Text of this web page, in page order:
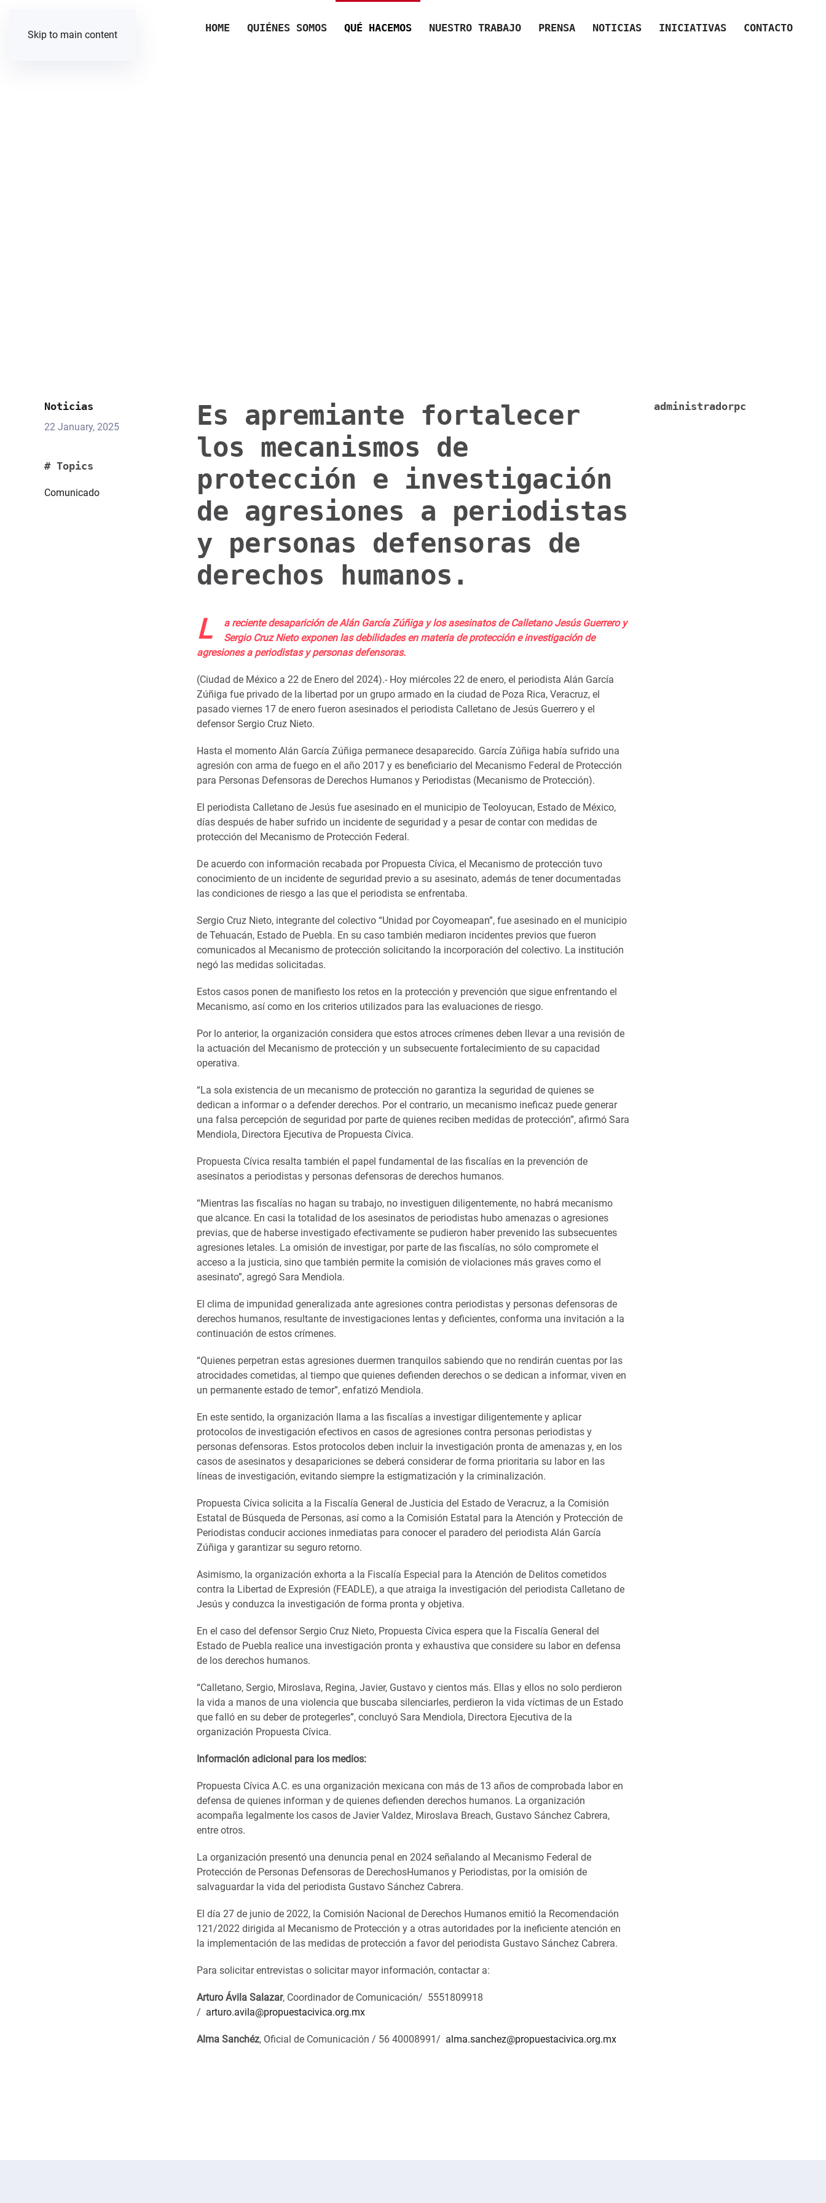
Skip to main content
HOME QUIÉNES SOMOS QUÉ HACEMOS NUESTRO TRABAJO PRENSA NOTICIAS INICIATIVAS CONTACTO
Noticias
22 January, 2025
# Topics
Comunicado
Es apremiante fortalecer
los mecanismos de
protección e investigación
de agresiones a periodistas
y personas defensoras de
derechos humanos.
L
a reciente desaparición de Alán García Zúñiga y los asesinatos de Calletano Jesús Guerrero y
Sergio Cruz Nieto exponen las debilidades en materia de protección e investigación de
agresiones a periodistas y personas defensoras.
(Ciudad de México a 22 de Enero del 2024).- Hoy miércoles 22 de enero, el periodista Alán García
Zúñiga fue privado de la libertad por un grupo armado en la ciudad de Poza Rica, Veracruz, el
pasado viernes 17 de enero fueron asesinados el periodista Calletano de Jesús Guerrero y el
defensor Sergio Cruz Nieto.
Hasta el momento Alán García Zúñiga permanece desaparecido. García Zúñiga había sufrido una
agresión con arma de fuego en el año 2017 y es beneficiario del Mecanismo Federal de Protección
para Personas Defensoras de Derechos Humanos y Periodistas (Mecanismo de Protección).
El periodista Calletano de Jesús fue asesinado en el municipio de Teoloyucan, Estado de México,
días después de haber sufrido un incidente de seguridad y a pesar de contar con medidas de
protección del Mecanismo de Protección Federal.
De acuerdo con información recabada por Propuesta Cívica, el Mecanismo de protección tuvo
conocimiento de un incidente de seguridad previo a su asesinato, además de tener documentadas
las condiciones de riesgo a las que el periodista se enfrentaba.
Sergio Cruz Nieto, integrante del colectivo “Unidad por Coyomeapan”, fue asesinado en el municipio
de Tehuacán, Estado de Puebla. En su caso también mediaron incidentes previos que fueron
comunicados al Mecanismo de protección solicitando la incorporación del colectivo. La institución
negó las medidas solicitadas.
Estos casos ponen de manifiesto los retos en la protección y prevención que sigue enfrentando el
Mecanismo, así como en los criterios utilizados para las evaluaciones de riesgo.
Por lo anterior, la organización considera que estos atroces crímenes deben llevar a una revisión de
la actuación del Mecanismo de protección y un subsecuente fortalecimiento de su capacidad
operativa.
“La sola existencia de un mecanismo de protección no garantiza la seguridad de quienes se
dedican a informar o a defender derechos. Por el contrario, un mecanismo ineficaz puede generar
una falsa percepción de seguridad por parte de quienes reciben medidas de protección”, afirmó Sara
Mendiola, Directora Ejecutiva de Propuesta Cívica.
Propuesta Cívica resalta también el papel fundamental de las fiscalías en la prevención de
asesinatos a periodistas y personas defensoras de derechos humanos.
“Mientras las fiscalías no hagan su trabajo, no investiguen diligentemente, no habrá mecanismo
que alcance. En casi la totalidad de los asesinatos de periodistas hubo amenazas o agresiones
previas, que de haberse investigado efectivamente se pudieron haber prevenido las subsecuentes
agresiones letales. La omisión de investigar, por parte de las fiscalías, no sólo compromete el
acceso a la justicia, sino que también permite la comisión de violaciones más graves como el
asesinato”, agregó Sara Mendiola.
El clima de impunidad generalizada ante agresiones contra periodistas y personas defensoras de
derechos humanos, resultante de investigaciones lentas y deficientes, conforma una invitación a la
continuación de estos crímenes.
“Quienes perpetran estas agresiones duermen tranquilos sabiendo que no rendirán cuentas por las
atrocidades cometidas, al tiempo que quienes defienden derechos o se dedican a informar, viven en
un permanente estado de temor”, enfatizó Mendiola.
En este sentido, la organización llama a las fiscalías a investigar diligentemente y aplicar
protocolos de investigación efectivos en casos de agresiones contra personas periodistas y
personas defensoras. Estos protocolos deben incluir la investigación pronta de amenazas y, en los
casos de asesinatos y desapariciones se deberá considerar de forma prioritaria su labor en las
líneas de investigación, evitando siempre la estigmatización y la criminalización.
Propuesta Cívica solicita a la Fiscalía General de Justicia del Estado de Veracruz, a la Comisión
Estatal de Búsqueda de Personas, así como a la Comisión Estatal para la Atención y Protección de
Periodistas conducir acciones inmediatas para conocer el paradero del periodista Alán García
Zúñiga y garantizar su seguro retorno.
Asimismo, la organización exhorta a la Fiscalía Especial para la Atención de Delitos cometidos
contra la Libertad de Expresión (FEADLE), a que atraiga la investigación del periodista Calletano de
Jesús y conduzca la investigación de forma pronta y objetiva.
En el caso del defensor Sergio Cruz Nieto, Propuesta Cívica espera que la Fiscalía General del
Estado de Puebla realice una investigación pronta y exhaustiva que considere su labor en defensa
de los derechos humanos.
“Calletano, Sergio, Miroslava, Regina, Javier, Gustavo y cientos más. Ellas y ellos no solo perdieron
la vida a manos de una violencia que buscaba silenciarles, perdieron la vida víctimas de un Estado
que falló en su deber de protegerles”, concluyó Sara Mendiola, Directora Ejecutiva de la
organización Propuesta Cívica.
Información adicional para los medios:
Propuesta Cívica A.C. es una organización mexicana con más de 13 años de comprobada labor en
defensa de quienes informan y de quienes defienden derechos humanos. La organización
acompaña legalmente los casos de Javier Valdez, Miroslava Breach, Gustavo Sánchez Cabrera,
entre otros.
La organización presentó una denuncia penal en 2024 señalando al Mecanismo Federal de
Protección de Personas Defensoras de DerechosHumanos y Periodistas, por la omisión de
salvaguardar la vida del periodista Gustavo Sánchez Cabrera.
El día 27 de junio de 2022, la Comisión Nacional de Derechos Humanos emitió la Recomendación
121/2022 dirigida al Mecanismo de Protección y a otras autoridades por la ineficiente atención en
la implementación de las medidas de protección a favor del periodista Gustavo Sánchez Cabrera.
Para solicitar entrevistas o solicitar mayor información, contactar a:
Arturo Ávila Salazar, Coordinador de Comunicación/ 5551809918
/ arturo.avila@propuestacivica.org.mx
Alma Sanchéz, Oficial de Comunicación / 56 40008991/ alma.sanchez@propuestacivica.org.mx
administradorpc